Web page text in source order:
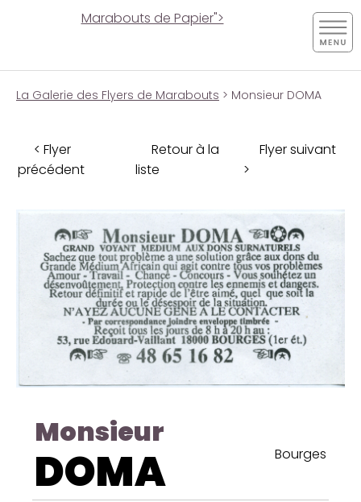
Marabouts de Papier">
La Galerie des Flyers de Marabouts > Monsieur DOMA
< Flyer
précédent
Retour à la
liste
Flyer suivant
>
Monsieur
DOMA Bourges